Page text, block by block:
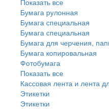
Бумага рулонная
Бумага специальная
Бумага специальная
Бумага для черчения,
Бумага копировальная
Фотобумага
Показать все
Кассовая лента и лента
Этикетки
Этикетки